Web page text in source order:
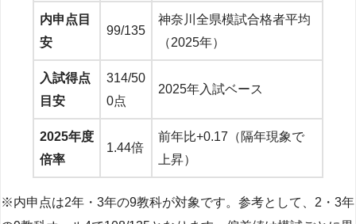
内申点目
安
99/135
神奈川全県模試合格者平均
（2025年）
入試得点
目安
314/50
0点
2025年入試ベース
2025年度
倍率
1.44倍
前年比+0.17（隔年現象で
上昇）
※内申点は2年・3年の9教科が対象です。参考として、2・3年